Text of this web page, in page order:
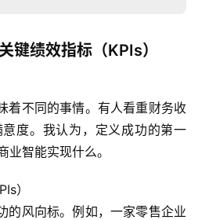
键绩效指标（KPIs）
着不同的事情。有人看重财务收
度。我认为，定义成功的第一
业智能实现什么。
）
的风向标。例如，一家零售企业